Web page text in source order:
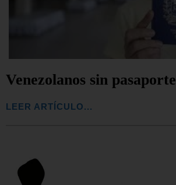
Venezolanos sin pasaporte
LEER ARTÍCULO...